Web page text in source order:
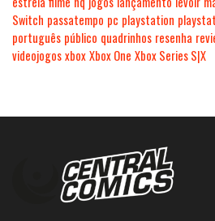
Switch passatempo pc playstation
português público quadrinhos resenha
videojogosxboxXbox One Xbox Series S|X